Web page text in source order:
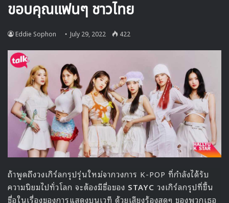
หลังจากหยุดการเป็นนักกีฬา อนมาอึม ก็กลายมาเป็นพนักงาน
พาร์ทไทม์ ที่รับจ๊อบไปทั่ว แต่ด้วยมุมมองการคิดบวกของเธอก็
ทำให้เธอสามารถปรับตัวสู่การเปลี่ยนแปลงได้ด้วยร้อยยิ้ม จน
บริษัทผลิตเว็บตูนชื่อดัง ‘NEON’ และทำให้เธอได้สัมผัสแสง
สว่างจากความฝันที่อยู่ลึกๆ ในตัวของเธอมาตั้งแต่เด็กที่เว็บตูน
เป็นสิ่งที่คอยช่วยเยียวยาเธอมาตลอด และทำให้เธอตัดสินใจที่จะ
สมัครเข้าร่วมทีมบรรณาธิการของบริษัทแห่งนี้